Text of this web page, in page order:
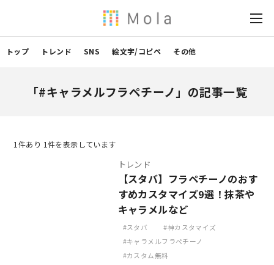
トップ トレンド SNS 絵文字/コピペ その他
「#キャラメルフラペチーノ」の記事一覧
1 件あり 1件を表示しています
トレンド
【スタバ】フラペチーノのおす
すめカスタマイズ9選！抹茶や
キャラメルなど
スタバ
神カスタマイズ
キャラメルフラペチーノ
カスタム無料